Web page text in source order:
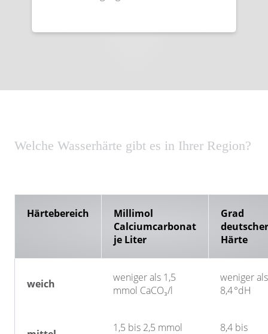
Welche Wasserhärte gibt es in Ihrer Region?
Härtebereich
Millimol
Calciumcarbonat
je Liter
Grad
deutscher
Härte
weich
weniger als 1,5
mmol CaCO₃/l
weniger als
8,4 °dH
1,5 bis 2,5 mmol 8,4 bis